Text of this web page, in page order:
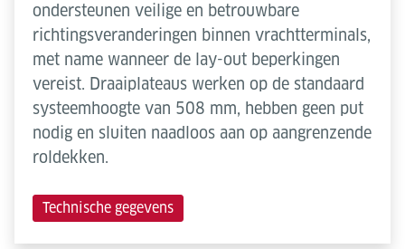
ondersteunen veilige en betrouwbare
richtingsveranderingen binnen vrachtterminals,
met name wanneer de lay-out beperkingen
vereist. Draaiplateaus werken op de standaard
systeemhoogte van 508 mm, hebben geen put
nodig en sluiten naadloos aan op aangrenzende
roldekken.
Technische gegevens